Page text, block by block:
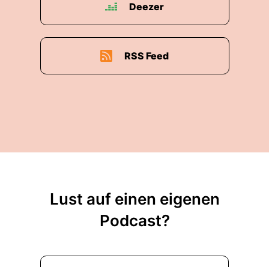
Deezer
RSS Feed
Lust auf einen eigenen
Podcast?